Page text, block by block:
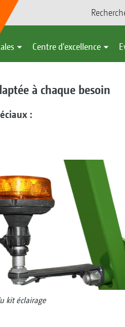
Centre d'excellence
à chaque besoin
:
kit éclairage